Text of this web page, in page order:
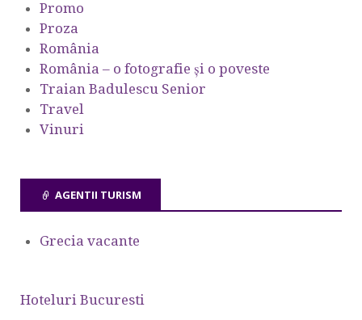
Promo
Proza
România
România – o fotografie şi o poveste
Traian Badulescu Senior
Travel
Vinuri
AGENTII TURISM
Grecia vacante
Hoteluri Bucuresti